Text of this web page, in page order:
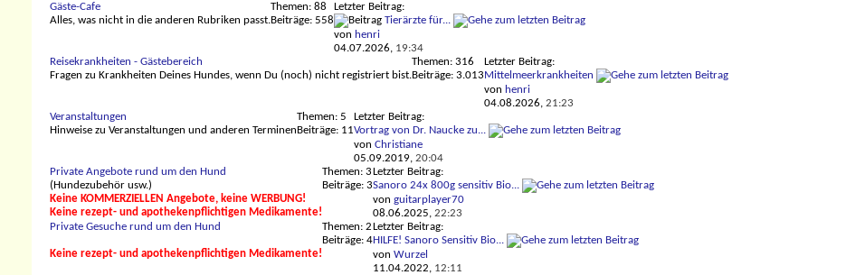
Gäste-Cafe
Alles, was nicht in die anderen Rubriken passt.
Themen: 88
Beiträge: 558
Letzter Beitrag:
Tierärzte für...
von henri
04.07.2026, 19:34
Reisekrankheiten - Gästebereich
Fragen zu Krankheiten Deines Hundes, wenn Du (noch) nicht registriert bist.
Themen: 316
Beiträge: 3.013
Letzter Beitrag:
Mittelmeerkrankheiten
von henri
04.08.2026, 21:23
Veranstaltungen
Hinweise zu Veranstaltungen und anderen Terminen
Themen: 5
Beiträge: 11
Letzter Beitrag:
Vortrag von Dr. Naucke zu...
von Christiane
05.09.2019, 20:04
Private Angebote rund um den Hund
(Hundezubehör usw.)
Keine KOMMERZIELLEN Angebote, keine WERBUNG!
Keine rezept- und apothekenpflichtigen Medikamente!
Themen: 3
Beiträge: 3
Letzter Beitrag:
Sanoro 24x 800g sensitiv Bio...
von guitarplayer70
08.06.2025, 22:23
Private Gesuche rund um den Hund
Keine rezept- und apothekenpflichtigen Medikamente!
Themen: 2
Beiträge: 4
Letzter Beitrag:
HILFE! Sanoro Sensitiv Bio...
von Wurzel
11.04.2022, 12:11